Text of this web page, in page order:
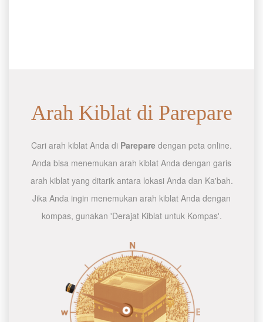
Arah Kiblat di Parepare
Cari arah kiblat Anda di Parepare dengan peta online.
Anda bisa menemukan arah kiblat Anda dengan garis
arah kiblat yang ditarik antara lokasi Anda dan Ka'bah.
Jika Anda ingin menemukan arah kiblat Anda dengan
kompas, gunakan 'Derajat Kiblat untuk Kompas'.